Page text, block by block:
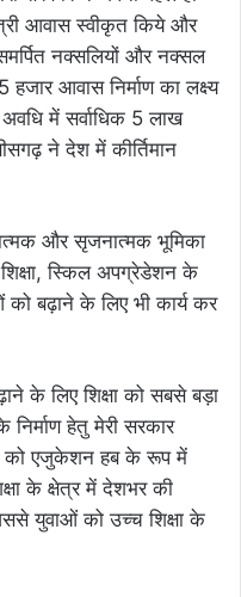
आवास स्वीकृत किये और
नक्सलियों और नक्सल
हजार आवास निर्माण का लक्ष्य
अवधि में सर्वाधिक 5 लाख
ने देश में कीर्तिमान
और सृजनात्मक भूमिका
स्किल अपग्रेडेशन के
बढ़ाने के लिए भी कार्य कर
के लिए शिक्षा को सबसे बड़ा
हेतु मेरी सरकार
को एजुकेशन हब के रूप में
के क्षेत्र में देशभर की
युवाओं को उच्च शिक्षा के